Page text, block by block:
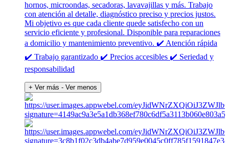
hornos, microondas, secadoras, lavavajillas y más. Trabajo
con atención al detalle, diagnóstico preciso y precios justos.
Mi objetivo es que cada cliente quede satisfecho con un
servicio eficiente y profesional. Disponible para reparaciones
a domicilio y mantenimiento preventivo. ✔️ Atención rápida
✔️ Trabajo garantizado ✔️ Precios accesibles ✔️ Seriedad y
responsabilidad
+ Ver más - Ver menos